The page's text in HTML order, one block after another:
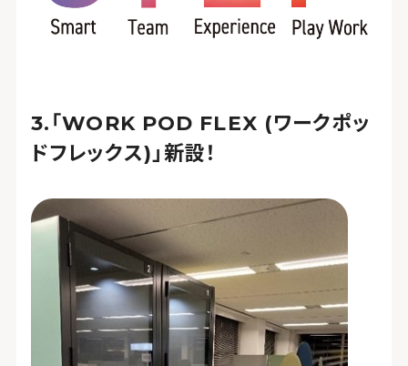
「WORK POD FLEX (ワークポッ
ドフレックス)」新設！